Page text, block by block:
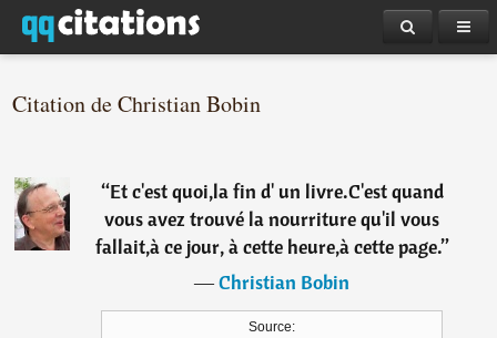
Citation de Christian Bobin
“Et c'est quoi,la fin d' un livre.C'est quand
vous avez trouvé la nourriture qu'il vous
fallait,à ce jour, à cette heure,à cette page.”
―Christian Bobin
Source: